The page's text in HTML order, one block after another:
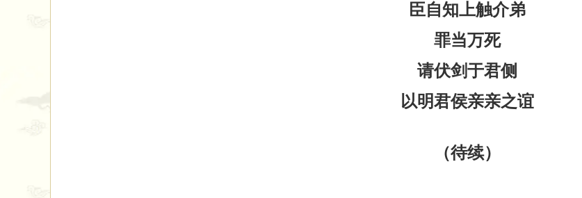
臣自知上触介弟
罪当万死
请伏剑于君侧
以明君侯亲亲之谊
（待续）